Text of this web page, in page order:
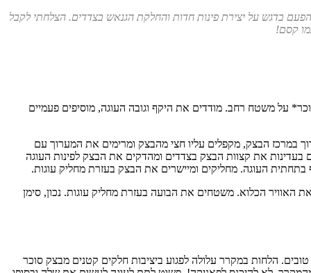
בדגש על יצירת פינות חדות והחלקת הגנאש בצדדים. הצלחתי לקבל
קסם!
עד שהוא רך מספיק. מפדרים קורנפלור/ אבקת סוכר* על משטח רחב. מודדים את היקף וגובה העוגה, מוסיפים פעמיים
במרכז הבצק, מקפלים עליו חצי מהבצק ומרימים את המערוך עם
את קצוות הבצק בצדדים ומהדקים את הבצק לפינות העוגה
העוגה. מחליקים ומיישרים את הבצק בעזרת מחליק עוגות.
האוויר הכלוא. משטחים את הבועה בעזרת מחליק עוגות. נכון, סימן
הלחות במקרר עלולה לפגוע ביציבות חלקים קטנים מבצק סוכר